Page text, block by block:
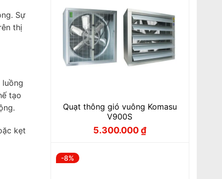
Sự
thị
tạo
kẹt
Quạt thông gió vuông Komasu
V900S
Giá
5.300.000₫
Giá
-8%